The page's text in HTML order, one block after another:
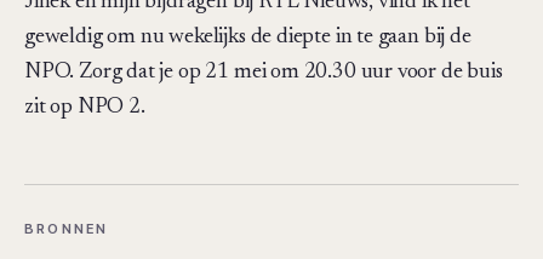
geweldig om nu wekelijks de diepte in te gaan bij de
NPO. Zorg dat je op 21 mei om 20.30 uur voor de buis
zit op NPO 2.
BRONNEN